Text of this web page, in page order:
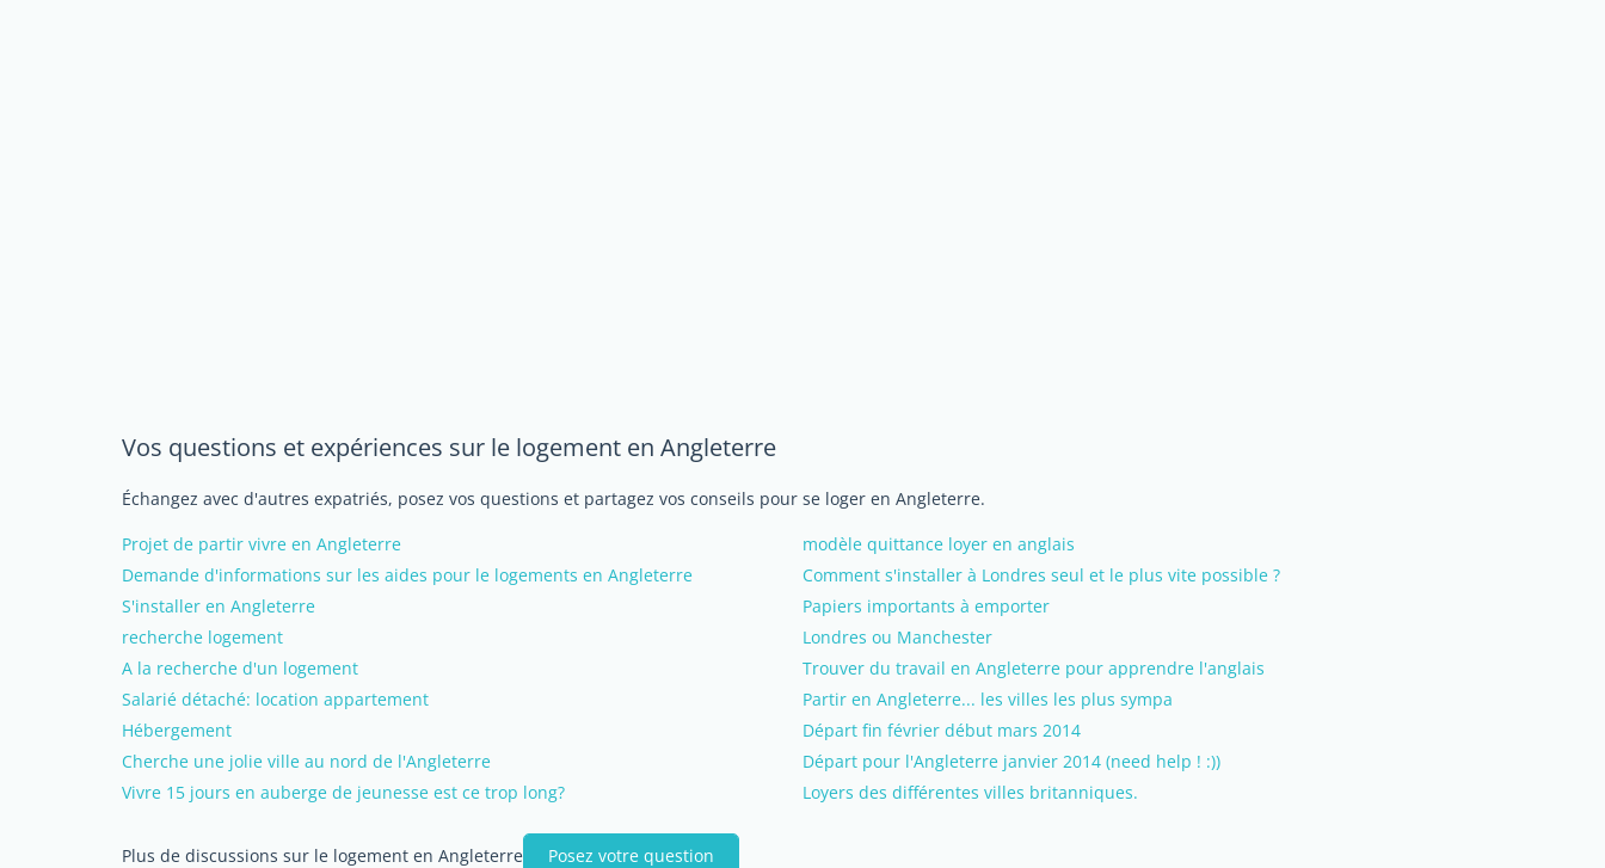
Vos questions et expériences sur le logement en Angleterre
Échangez avec d'autres expatriés, posez vos questions et partagez vos conseils pour se loger en Angleterre.
Projet de partir vivre en Angleterre
modèle quittance loyer en anglais
Demande d'informations sur les aides pour le logements en Angleterre
Comment s'installer à Londres seul et le plus vite possible ?
S'installer en Angleterre
Papiers importants à emporter
recherche logement
Londres ou Manchester
A la recherche d'un logement
Trouver du travail en Angleterre pour apprendre l'anglais
Salarié détaché: location appartement
Partir en Angleterre... les villes les plus sympa
Hébergement
Départ fin février début mars 2014
Cherche une jolie ville au nord de l'Angleterre
Départ pour l'Angleterre janvier 2014 (need help ! :))
Vivre 15 jours en auberge de jeunesse est ce trop long?
Loyers des différentes villes britanniques.
Plus de discussions sur le logement en Angleterre Posez votre question